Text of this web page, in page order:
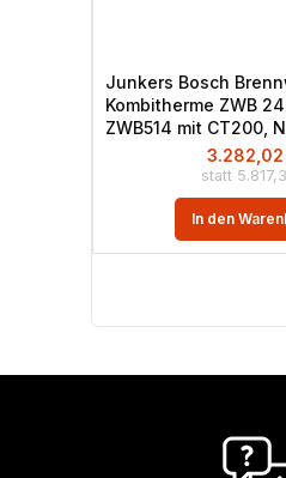
Junkers Bosch
Kombitherme ZWB
ZWB514 mit CT200,
3.282,02
In den